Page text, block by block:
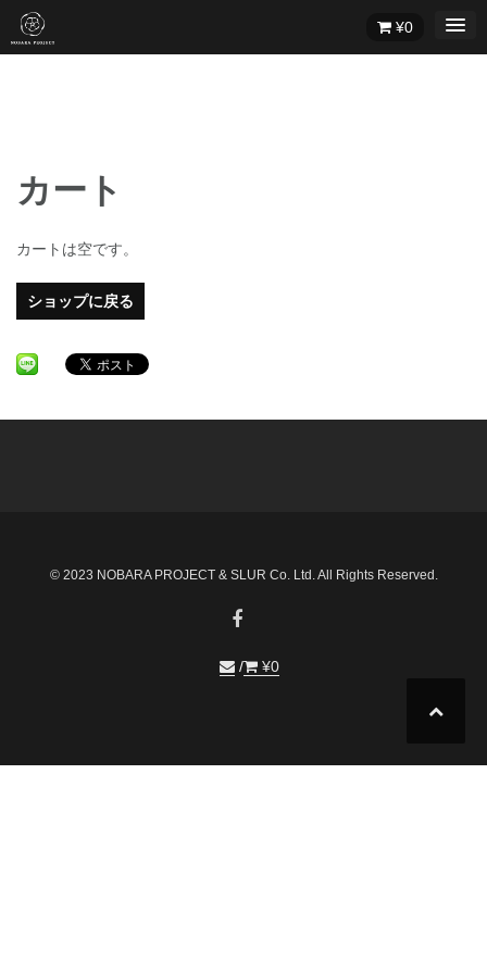
Skip
content
¥0
カート
カートは空です。
ショップに戻る
© 2023 NOBARA PROJECT & SLUR Co. Ltd. All Rights Reserved.
¥0